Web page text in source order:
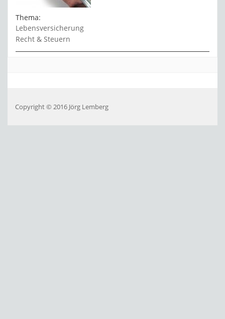
Thema:
Lebensversicherung
Recht & Steuern
Copyright © 2016 Jörg Lemberg